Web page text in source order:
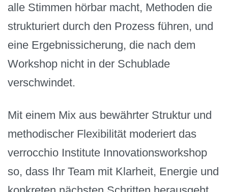
alle Stimmen hörbar macht, Methoden die
strukturiert durch den Prozess führen, und
eine Ergebnissicherung, die nach dem
Workshop nicht in der Schublade
verschwindet.
Mit einem Mix aus bewährter Struktur und
methodischer Flexibilität moderiert das
verrocchio Institute Innovationsworkshop
so, dass Ihr Team mit Klarheit, Energie und